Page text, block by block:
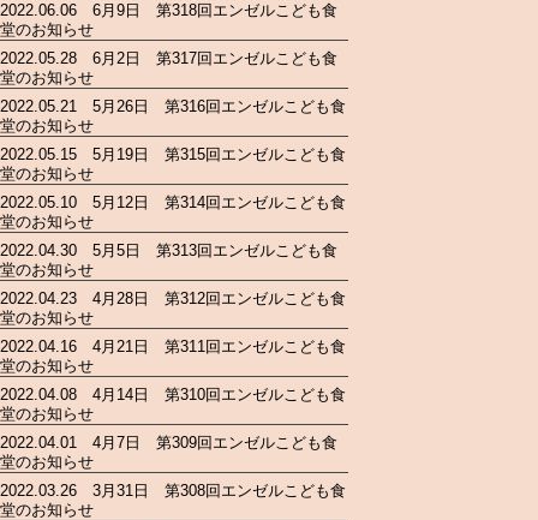
2022.06.06 6月9日 第318回エンゼルこども食
堂のお知らせ
2022.05.28 6月2日 第317回エンゼルこども食
堂のお知らせ
2022.05.21 5月26日 第316回エンゼルこども食
堂のお知らせ
2022.05.15 5月19日 第315回エンゼルこども食
堂のお知らせ
2022.05.10 5月12日 第314回エンゼルこども食
堂のお知らせ
2022.04.30 5月5日 第313回エンゼルこども食
堂のお知らせ
2022.04.23 4月28日 第312回エンゼルこども食
堂のお知らせ
2022.04.16 4月21日 第311回エンゼルこども食
堂のお知らせ
2022.04.08 4月14日 第310回エンゼルこども食
堂のお知らせ
2022.04.01 4月7日 第309回エンゼルこども食
堂のお知らせ
2022.03.26 3月31日 第308回エンゼルこども食
堂のお知らせ